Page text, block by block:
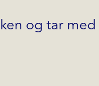
og tar